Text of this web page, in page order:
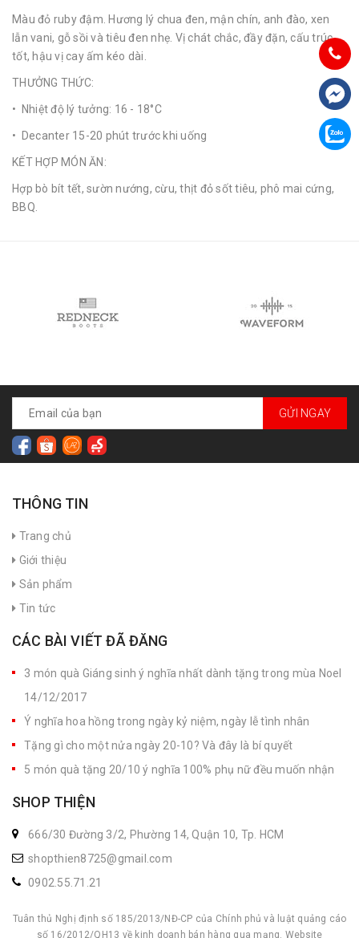
Màu đỏ ruby đậm. Hương lý chua đen, mận chín, anh đào, xen
lẫn vani, gỗ sồi và tiêu đen nhẹ. Vị chát chắc, đầy đặn, cấu trúc
tốt, hậu vị cay ấm kéo dài.
THƯỞNG THỨC:
• Nhiệt độ lý tưởng: 16 - 18°C
• Decanter 15-20 phút trước khi uống
KẾT HỢP MÓN ĂN:
Hợp bò bít tết, sườn nướng, cừu, thịt đỏ sốt tiêu, phô mai cứng,
BBQ.
GỬI NGAY
THÔNG TIN
Trang chủ
Giới thiệu
Sản phẩm
Tin tức
CÁC BÀI VIẾT ĐÃ ĐĂNG
3 món quà Giáng sinh ý nghĩa nhất dành tặng trong mùa Noel
14/12/2017
Ý nghĩa hoa hồng trong ngày kỷ niệm, ngày lễ tình nhân
Tặng gì cho một nửa ngày 20-10? Và đây là bí quyết
5 món quà tặng 20/10 ý nghĩa 100% phụ nữ đều muốn nhận
SHOP THIỆN
666/30 Đường 3/2, Phường 14, Quận 10, Tp. HCM
shopthien8725@gmail.com
0902.55.71.21
Tuân thủ Nghị định số 185/2013/NĐ-CP của Chính phủ và luật quảng cáo
số 16/2012/QH13 về kinh doanh bán hàng qua mạng. Website